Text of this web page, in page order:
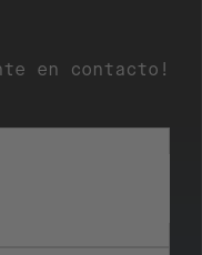
en contacto!